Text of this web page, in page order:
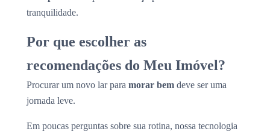
tranquilidade.
Por que escolher as
recomendações do Meu Imóvel?
Procurar um novo lar para morar bem deve ser uma
jornada leve.
Em poucas perguntas sobre sua rotina, nossa tecnologia